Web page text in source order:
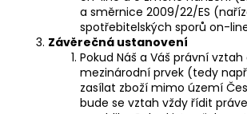
a směrnice 2009/22/ES
spotřebitelských sporů on-
Závěrečná ustanovení
Pokud Náš a Váš právní
mezinárodní prvek (tedy
zasílat zboží mimo území
bude se vztah vždy řídit